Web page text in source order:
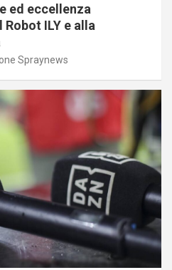
ed eccellenza
ILY e alla
Spraynews